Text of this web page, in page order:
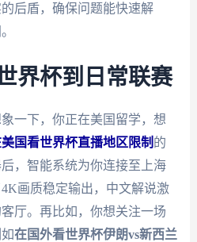
后盾，确保问题能快速解
界杯到日常联赛
一下，你正在美国留学，想
国看世界杯直播地区限制 的
，智能系统为你连接至上海
画质稳定输出，中文解说激
厅。再比如，你想关注一场
在国外看世界杯伊朗vs新西兰